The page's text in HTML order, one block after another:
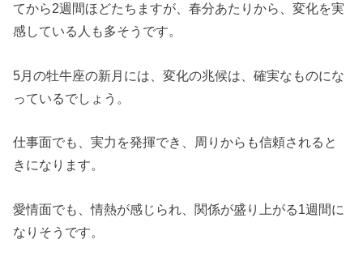
てから2週間ほどたちますが、春分あたりから、変化を実
感している人も多そうです。
5月の牡牛座の新月には、変化の兆候は、確実なものにな
っているでしょう。
仕事面でも、実力を発揮でき、周りからも信頼されると
きになります。
愛情面でも、情熱が感じられ、関係が盛り上がる1週間に
なりそうです。